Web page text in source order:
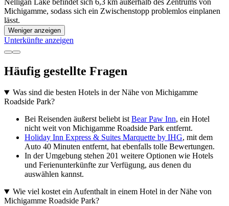
Michigamme, sodass sich ein Zwischenstopp problemlos einplanen
lässt.
Weniger anzeigen
Unterkünfte anzeigen
Häufig gestellte Fragen
Was sind die besten Hotels in der Nähe von Michigamme
Roadside Park?
Bei Reisenden äußerst beliebt istBear Paw Inn, ein Hotel
nicht weit von Michigamme Roadside Park entfernt.
Holiday Inn Express & Suites Marquette by IHG, mit dem
Auto 40 Minuten entfernt, hat ebenfalls tolle Bewertungen.
In der Umgebung stehen 201 weitere Optionen wie Hotels
und Ferienunterkünfte zur Verfügung, aus denen du
auswählen kannst.
Wie viel kostet ein Aufenthalt in einem Hotel in der Nähe von
Michigamme Roadside Park?